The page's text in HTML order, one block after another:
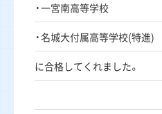
・一宮南高等学校
・名城大付属高等学校(特進)
に合格してくれました。